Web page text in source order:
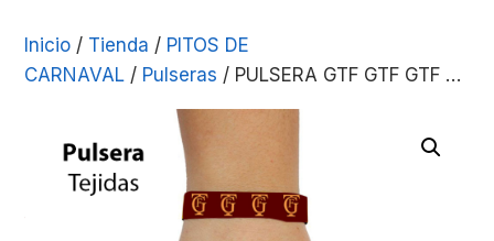
Inicio / Tienda / PITOS DE
CARNAVAL / Pulseras / PULSERA GTF GTF GTF …